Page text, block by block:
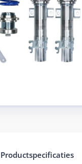
Productspecificaties